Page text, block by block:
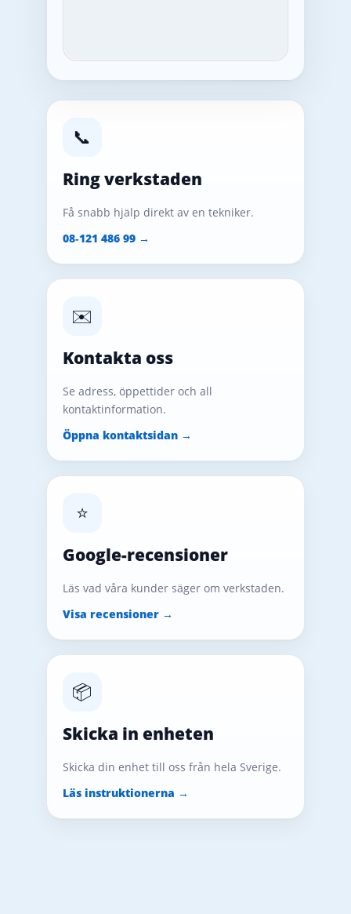
📞
Ring verkstaden
Få snabb hjälp direkt av en tekniker.
08‑121 486 99 →
✉️
Kontakta oss
Se adress, öppettider och all
kontaktinformation.
Öppna kontaktsidan →
⭐
Google-recensioner
Läs vad våra kunder säger om verkstaden.
Visa recensioner →
📦
Skicka in enheten
Skicka din enhet till oss från hela Sverige.
Läs instruktionerna →